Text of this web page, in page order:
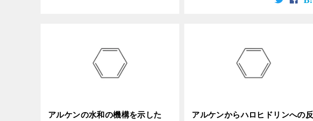
化だ。 ヒドロホウ素化とは ヒドロホウ
アルケンの水和の機構を示した
アルケンからハロヒドリンへの反